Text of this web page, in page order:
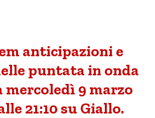
anticipazioni e
puntata in onda
mercoledì 9 marzo
21:10 su Giallo.